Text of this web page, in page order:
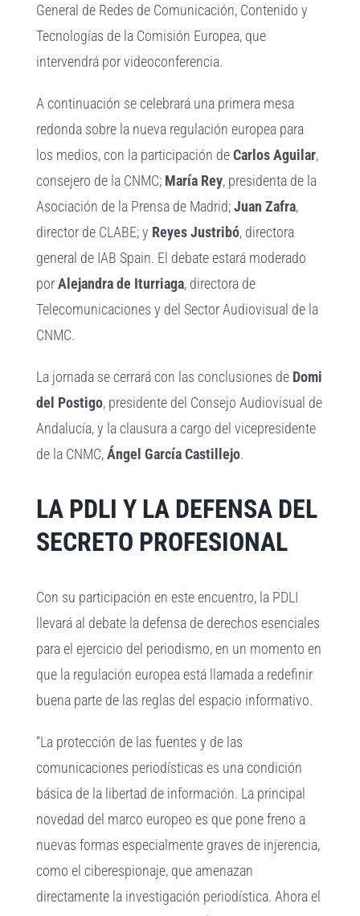
General de Redes de Comunicación, Contenido y
Tecnologías de la Comisión Europea, que
intervendrá por videoconferencia.
A continuación se celebrará una primera mesa
redonda sobre la nueva regulación europea para
los medios, con la participación deCarlos Aguilar,
consejero de la CNMC; María Rey, presidenta de la
Asociación de la Prensa de Madrid;Juan Zafra,
director de CLABE; y Reyes Justribó, directora
general de IAB Spain. El debate estará moderado
porAlejandra de Iturriaga, directora de
Telecomunicaciones y del Sector Audiovisual de la
CNMC.
La jornada se cerrará con las conclusiones de Domi
del Postigo, presidente del Consejo Audiovisual de
Andalucía, y la clausura a cargo del vicepresidente
de la CNMC,Ángel García Castillejo.
LA PDLI Y LA DEFENSA DEL
SECRETO PROFESIONAL
Con su participación en este encuentro, la PDLI
llevará al debate la defensa de derechos esenciales
para el ejercicio del periodismo, en un momento en
que la regulación europea está llamada a redefinir
buena parte de las reglas del espacio informativo.
“La protección de las fuentes y de las
comunicaciones periodísticas es una condición
básica de la libertad de información. La principal
novedad del marco europeo es que pone freno a
nuevas formas especialmente graves de injerencia,
como el ciberespionaje, que amenazan
directamente la investigación periodística. Ahora el